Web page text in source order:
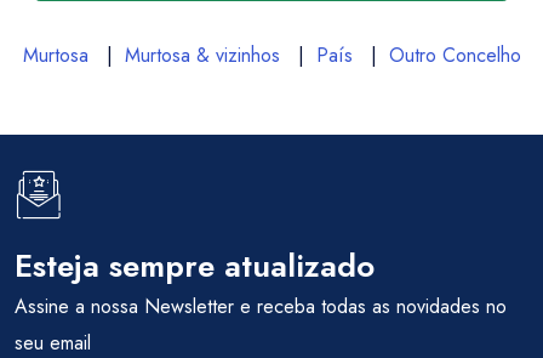
Murtosa | Murtosa & vizinhos | País | Outro Concelho
Esteja sempre atualizado
Assine a nossa Newsletter e receba todas as novidades no
seu email